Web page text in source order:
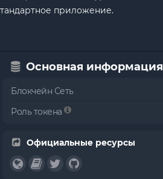
приложение.
Основная информация
Блокчейн Сеть
Роль токена
Официальные ресурсы